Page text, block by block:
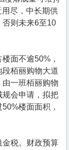
尽，中长期供
否则未来6至10
面不逾50%，
栢丽购物大道
一班栢丽购物
规会申请，拟把
楼面面积，
金税。财政预算